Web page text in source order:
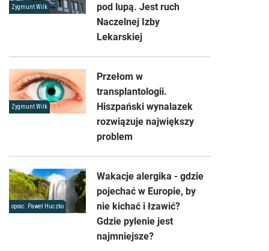
Zygmunt Wilk
pod lupą. Jest ruch
Naczelnej Izby
Lekarskiej
Zygmunt Wilk
Przełom w
transplantologii.
Hiszpański wynalazek
rozwiązuje największy
problem
oprac. Paweł Huczko
Wakacje alergika - gdzie
pojechać w Europie, by
nie kichać i łzawić?
Gdzie pylenie jest
najmniejsze?